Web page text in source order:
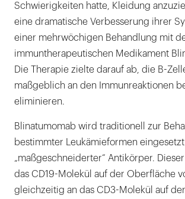
Schwierigkeiten hatte, Kleidung
eine dramatische Verbesserung ihrer
einer mehrwöchigen Behandlung mit
immuntherapeutischen Medikament
Die Therapie zielte darauf ab, die B-
maßgeblich an den Immunreaktionen
eliminieren.
Blinatumomab wird traditionell zur
bestimmter Leukämieformen
„maßgeschneiderter“ Antikörper.
das CD19-Molekül auf der Oberfläche
gleichzeitig an das CD3-Molekül auf